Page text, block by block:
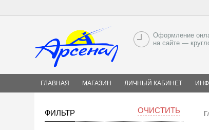
Оформление
на сайте —
ГЛАВНАЯ МАГАЗИН ЛИЧНЫЙ КАБИНЕТ
ФИЛЬТР ОЧИСТИТЬ